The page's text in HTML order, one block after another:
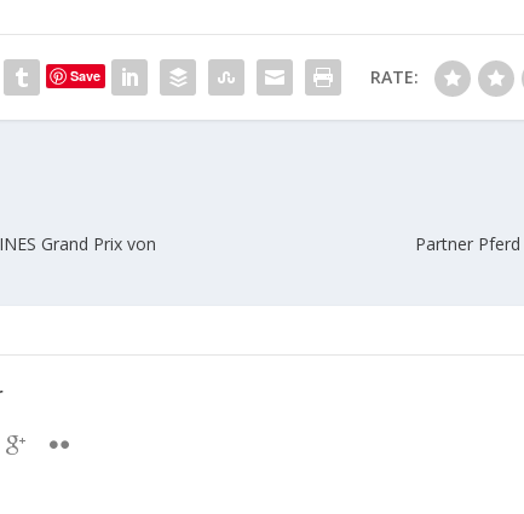
Save RATE:
Grand Prix von
Partner